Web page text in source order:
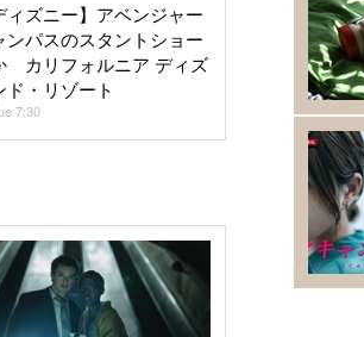
ィズニー】アベンジャー
ンパスのスタントショー
カリフォルニア ディズ
ド・リゾート
7:30